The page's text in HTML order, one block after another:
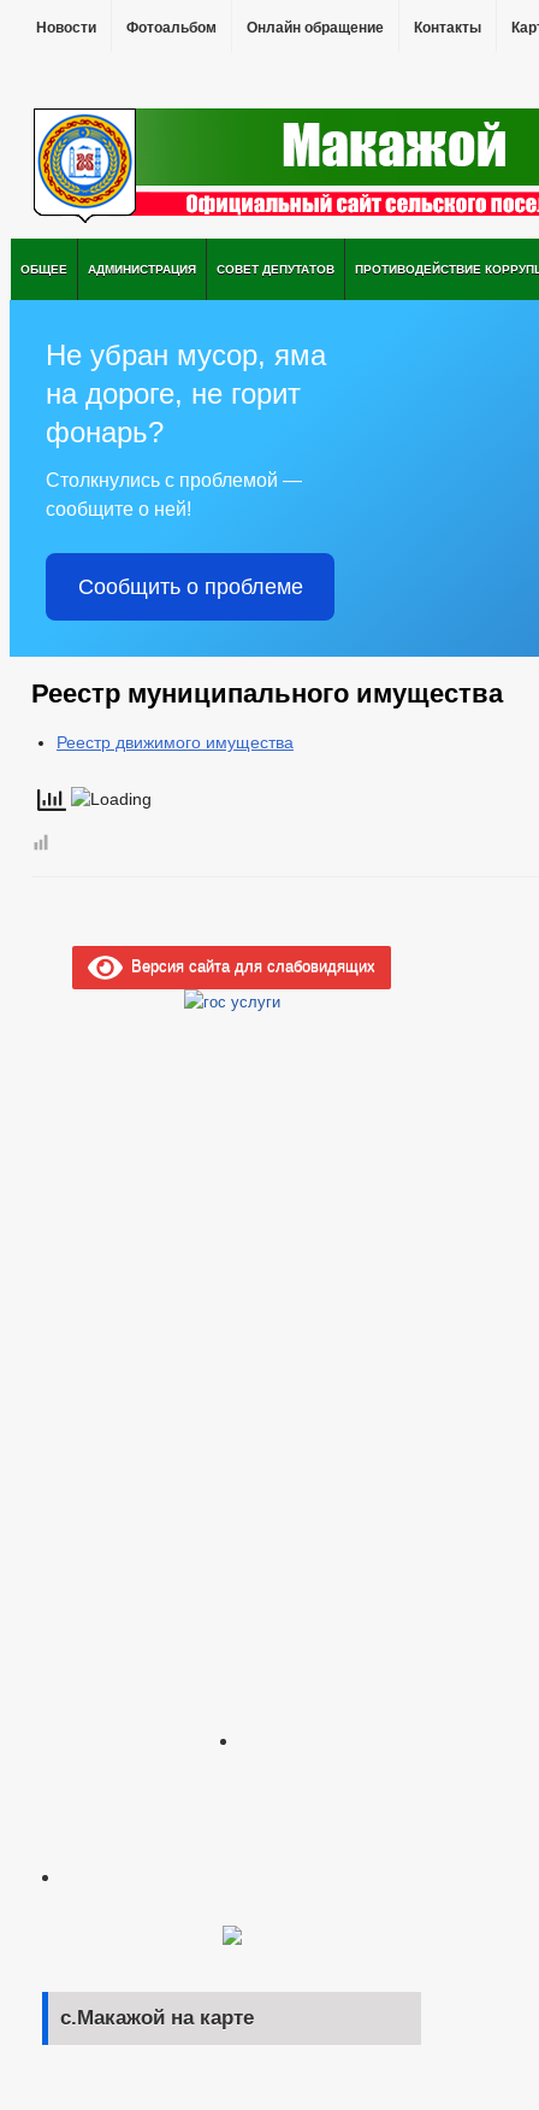
Новости Фотоальбом Онлайн обращение Контакты
ОБЩЕЕ АДМИНИСТРАЦИЯ СОВЕТ ДЕПУТАТОВ ПРОТИВОДЕЙСТВИЕ
Не убран мусор, яма
на дороге, не горит
фонарь?
Столкнулись с проблемой —
сообщите о ней!
Сообщить о проблеме
Реестр муниципального имущества
Реестр движимого имущества
Версия сайта для слабовидящих
с.Макажой на карте